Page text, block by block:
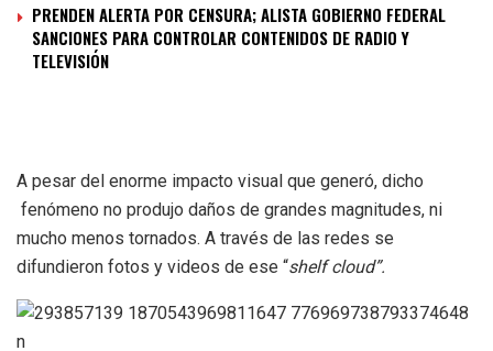
PRENDEN ALERTA POR CENSURA; ALISTA GOBIERNO FEDERAL
SANCIONES PARA CONTROLAR CONTENIDOS DE RADIO Y
TELEVISIÓN
A pesar del enorme impacto visual que generó, dicho
fenómeno no produjo daños de grandes magnitudes, ni
mucho menos tornados. A través de las redes se
difundieron fotos y videos de ese “shelf cloud”.